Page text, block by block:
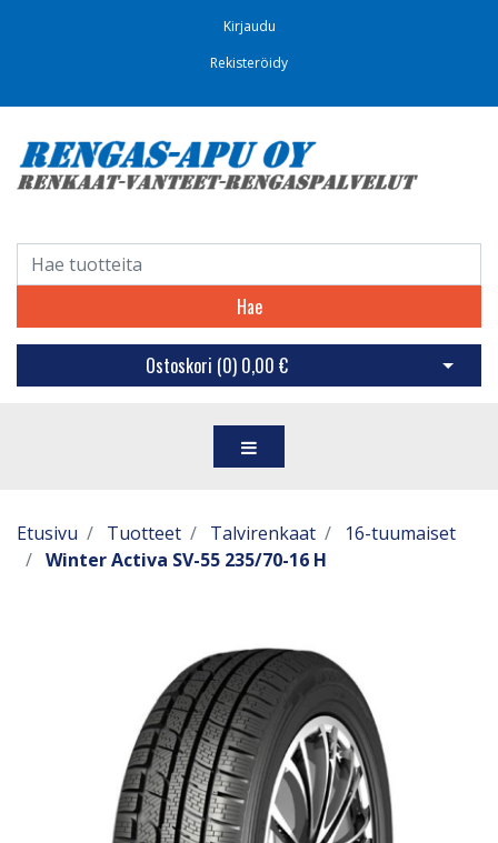
Kirjaudu
Rekisteröidy
Hae
Ostoskori (0) 0,00 € Avaa
Etusivu Tuotteet Talvirenkaat
16-tuumaiset
Winter Activa SV-55 235/70-16 H